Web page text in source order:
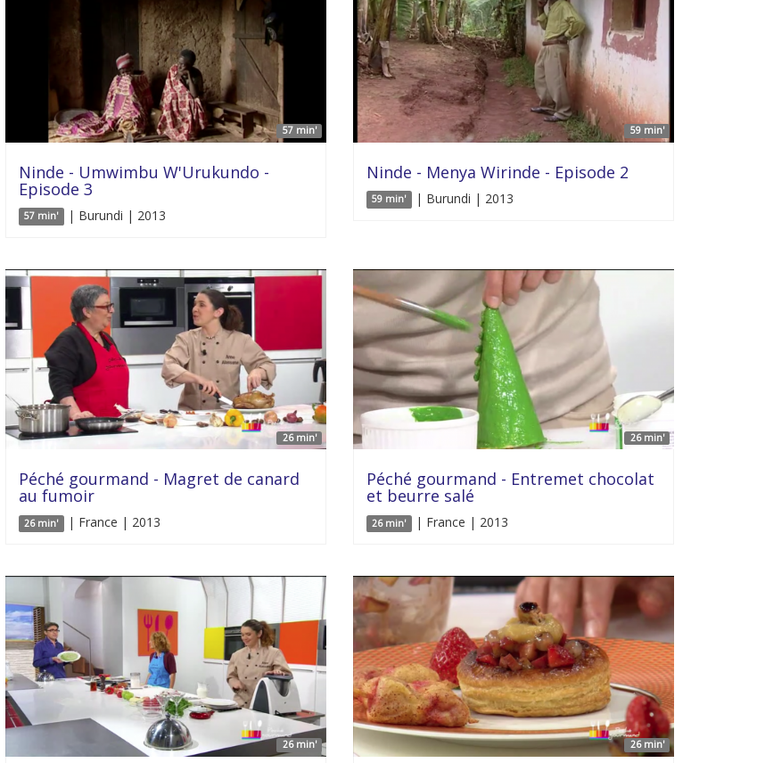
57 min'
Ninde - Umwimbu W'Urukundo -
Episode 3
57 min' | Burundi | 2013
59 min'
Ninde - Menya Wirinde - Episode 2
59 min' | Burundi | 2013
26 min'
Péché gourmand - Magret de canard
au fumoir
26 min' | France | 2013
26 min'
Péché gourmand - Entremet chocolat
et beurre salé
26 min' | France | 2013
26 min' 26 min'